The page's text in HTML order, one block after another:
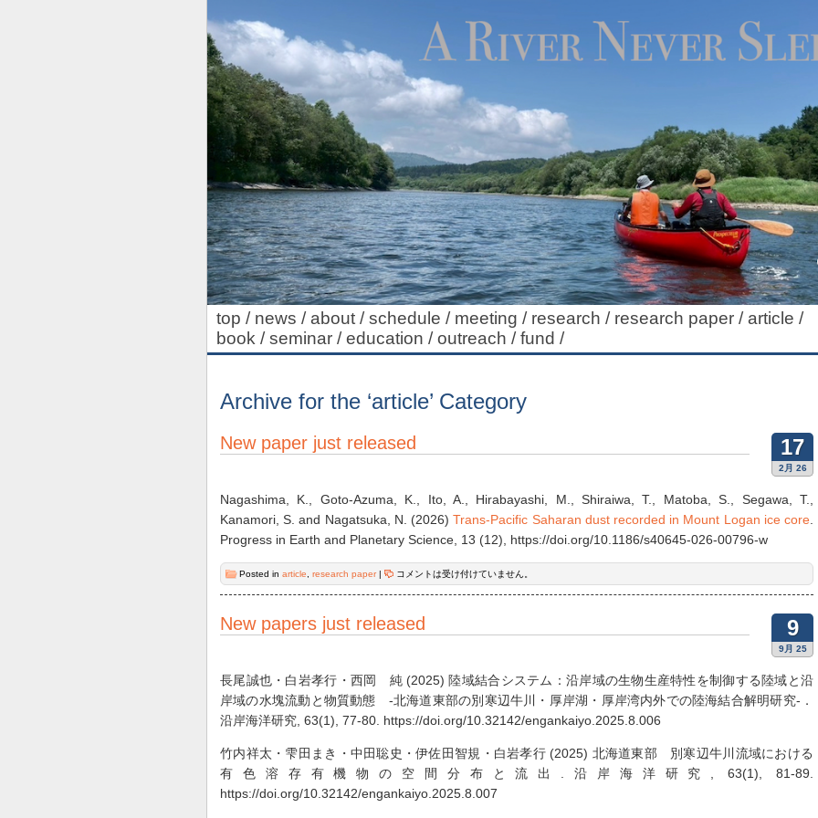
top / news /about /schedule / meeting / research / research paper /article /
book /seminar /education /outreach /fund /
Archive for the ‘article’ Category
17
2月 26
New paper just released
Nagashima, K., Goto-Azuma, K., Ito, A., Hirabayashi, M., Shiraiwa, T., Matoba, S., Segawa, T.,
Kanamori, S. and Nagatsuka, N. (2026)Trans-Pacific Saharan dust recorded in Mount Logan ice core.
Progress in Earth and Planetary Science, 13 (12), https://doi.org/10.1186/s40645-026-00796-w
Posted in article, research paper| コメントは受け付けていません。
9
9月 25
New papers just released
長尾誠也・白岩孝行・西岡 純 (2025) 陸域結合システム：沿岸域の生物生産特性を制御する陸域と沿
岸域の水塊流動と物質動態 -北海道東部の別寒辺牛川・厚岸湖・厚岸湾内外での陸海結合解明研究-．
沿岸海洋研究, 63(1), 77-80. https://doi.org/10.32142/engankaiyo.2025.8.006
竹内祥太・雫田まき・中田聡史・伊佐田智規・白岩孝行 (2025) 北海道東部 別寒辺牛川流域における
有色溶存有機物の空間分布と流出.沿岸海洋研究, 63(1), 81-89.
https://doi.org/10.32142/engankaiyo.2025.8.007